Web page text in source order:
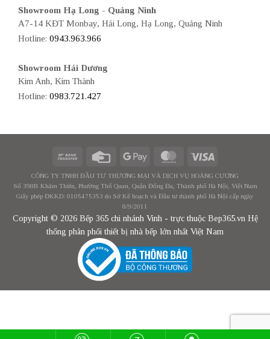
Showroom Hạ Long - Quảng Ninh
A7-14 KĐT Monbay, Hải Long, Hạ Long, Quảng Ninh
Hotline: 0943.963.966
Showroom Hải Dương
Kim Anh, Kim Thành
Hotline: 0983.721.427
CÔNG TY TNHH ĐẦU TƯ THƯƠNG MẠI VÀ DỊCH VỤ HOÀNG CƯƠNG
Số 398B Khâm Thiên, Phường Thổ Quan, Quận Đống Đa, Thành phố Hà Nội, Việt Nam
Giấy phép ĐKKD: 0105475353 do Sở Kế hoạch và Đầu tư thành phố Hà Nội cấp ngày
8/9/2011
Copyright © 2026 Bếp 365 chi nhánh Vinh - trực thuộc Bep365.vn Hệ
thống phân phối thiết bị nhà bếp lớn nhất Việt Nam